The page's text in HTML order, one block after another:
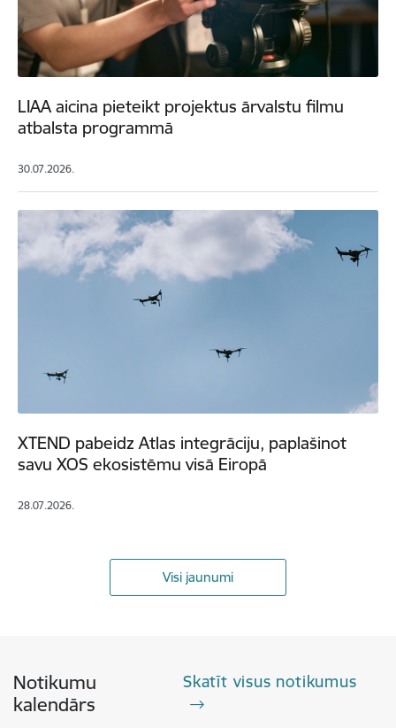
LIAA aicina pieteikt projektus ārvalstu filmu
atbalsta programmā
30.07.2026.
XTEND pabeidz Atlas integrāciju, paplašinot
savu XOS ekosistēmu visā Eiropā
28.07.2026.
Visi jaunumi
Notikumu
kalendārs
Skatīt visus notikumus